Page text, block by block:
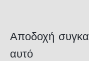
Αποδοχή
αυτό